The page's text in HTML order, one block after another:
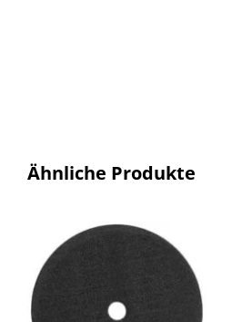
Ähnliche Produkte
DETAILS